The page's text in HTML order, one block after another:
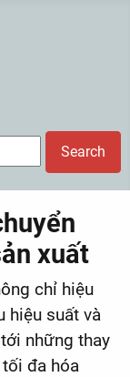
Search
xuất
chỉ hiệu
hiệu suất và
những thay
đa hóa